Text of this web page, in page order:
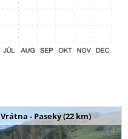
Vrátna - Paseky (22 km)